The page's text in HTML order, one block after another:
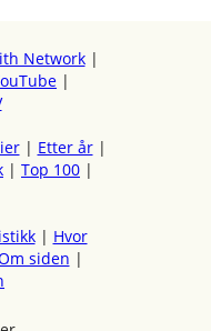
Network|
|
| Etter år|
| Top 100 |
| Hvor
siden |